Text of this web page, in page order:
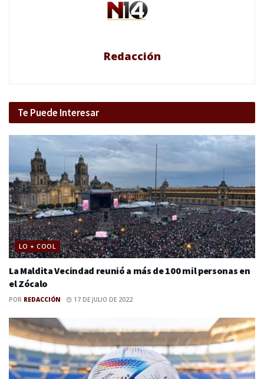
Redacción
Te Puede Interesar
LO + COOL
La Maldita Vecindad reunió a más de 100 mil personas en
el Zócalo
POR REDACCIÓN 17 DE JULIO DE 2022